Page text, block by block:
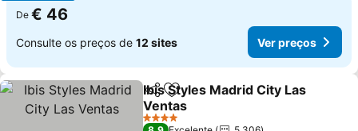
De € 46
Consulte os preços de 12 sites Ver preços
PartilharAdicionar aos favoritos
Ibis Styles Madrid City Las
Ventas
4 Estrelas